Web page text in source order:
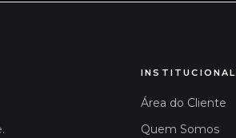
INSTITUCIONAL
Área do Cliente
Quem Somos